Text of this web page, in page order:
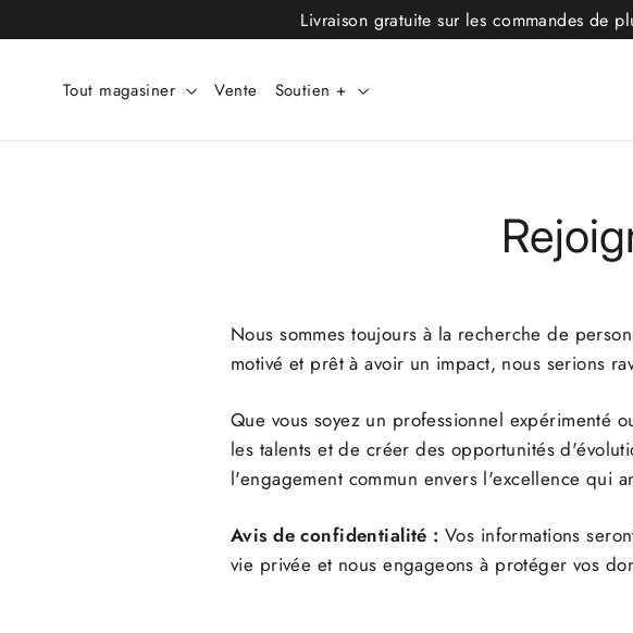
au
Livraison gratuite sur les commandes de
Tout magasiner Vente Soutien +
Nous sommes toujours à la recherche de
motivé et prêt à avoir un impact, nous serions
Que vous soyez un professionnel expérimenté
les talents et de créer des opportunités
l'engagement commun envers l'excellence qui
Avis de confidentialité : Vos informations
vie privée et nous engageons à protéger vos